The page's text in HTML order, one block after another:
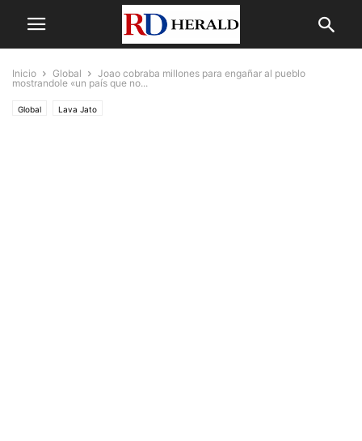
Inicio Global
Joao cobraba millones para engañar al pueblo
mostrandole «un país que no...
Global Lava Jato